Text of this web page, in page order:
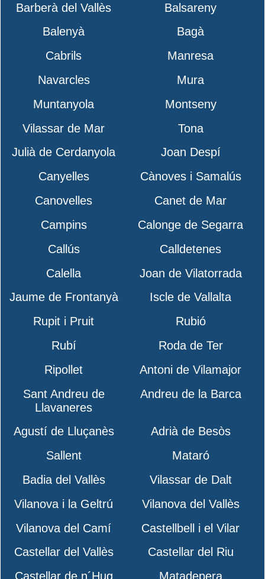
Barberà del Vallès
Balsareny
Balenyà
Bagà
Cabrils
Manresa
Navarcles
Mura
Muntanyola
Montseny
Vilassar de Mar
Tona
Julià de Cerdanyola
Joan Despí
Canyelles
Cànoves i Samalús
Canovelles
Canet de Mar
Campins
Calonge de Segarra
Callús
Calldetenes
Calella
Joan de Vilatorrada
Jaume de Frontanyà
Iscle de Vallalta
Rupit i Pruit
Rubió
Rubí
Roda de Ter
Ripollet
Antoni de Vilamajor
Sant Andreu de
Llavaneres
Andreu de la Barca
Agustí de Lluçanès
Adrià de Besòs
Sallent
Mataró
Badia del Vallès
Vilassar de Dalt
Vilanova i la Geltrú
Vilanova del Vallès
Vilanova del Camí
Castellbell i el Vilar
Castellar del Vallès
Castellar del Riu
Castellar de n´Hug
Matadepera